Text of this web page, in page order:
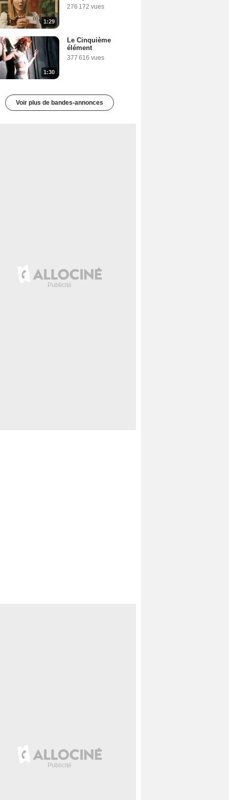
1:29
276 172 vues
1:30
Le Cinquième
élément
377 616 vues
Voir plus de bandes-annonces